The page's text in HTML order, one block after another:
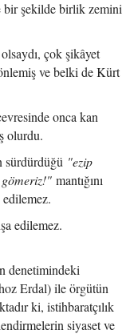
bir şekilde birlik zemini
çok şikâyet
ve belki de Kürt
onca kan
olurdu.
sürdürdüğü "ezip
mantığını
edilemez.
edilemez.
denetimindeki
Erdal) ile örgütün
ki, istihbaratçılık
siyaset ve